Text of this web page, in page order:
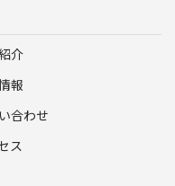
介
報
合わせ
ス